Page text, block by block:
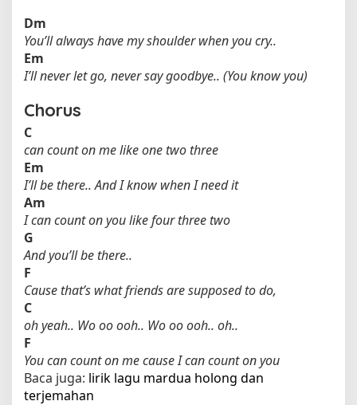
Dm
You’ll always have my shoulder when you cry..
Em
I’ll never let go, never say goodbye.. (You know you)
Chorus
C
can count on me like one two three
Em
I’ll be there.. And I know when I need it
Am
I can count on you like four three two
G
And you’ll be there..
F
Cause that’s what friends are supposed to do,
C
oh yeah.. Wo oo ooh.. Wo oo ooh.. oh..
F
You can count on me cause I can count on you
Baca juga: lirik lagu mardua holong dan
terjemahan​